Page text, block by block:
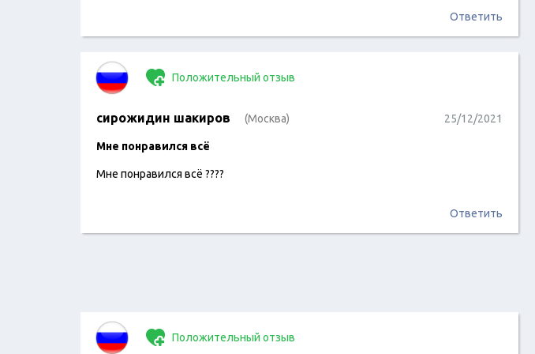
Ответить
Положительный отзыв
сирожидин шакиров (Москва) 25/12/2021
Мне понравился всё
Мне понравился всё ????
Ответить
Положительный отзыв